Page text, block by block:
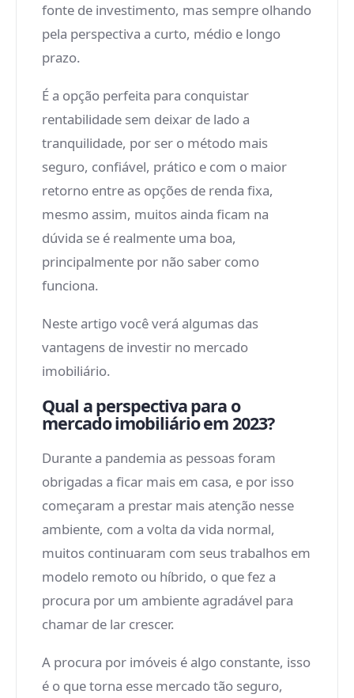
fonte de investimento, mas sempre olhando
pela perspectiva a curto, médio e longo
prazo.
É a opção perfeita para conquistar
rentabilidade sem deixar de lado a
tranquilidade, por ser o método mais
seguro, confiável, prático e com o maior
retorno entre as opções de renda fixa,
mesmo assim, muitos ainda ficam na
dúvida se é realmente uma boa,
principalmente por não saber como
funciona.
Neste artigo você verá algumas das
vantagens de investir no mercado
imobiliário.
Qual a perspectiva para o
mercado imobiliário em 2023?
Durante a pandemia as pessoas foram
obrigadas a ficar mais em casa, e por isso
começaram a prestar mais atenção nesse
ambiente, com a volta da vida normal,
muitos continuaram com seus trabalhos em
modelo remoto ou híbrido, o que fez a
procura por um ambiente agradável para
chamar de lar crescer.
A procura por imóveis é algo constante, isso
é o que torna esse mercado tão seguro,